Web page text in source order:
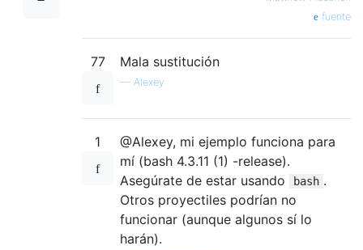
fuente
77 Mala sustitución
— Alexey
1
@Alexey, mi ejemplo funciona para
mí (bash 4.3.11 (1) -release).
Asegúrate de estar usando
bash .
Otros proyectiles podrían no
funcionar (aunque algunos sí lo
harán).